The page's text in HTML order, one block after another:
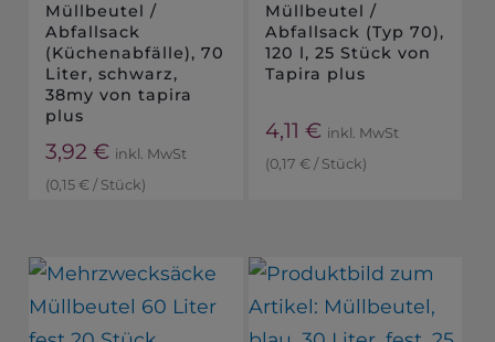
Müllbeutel /
Abfallsack
(Küchenabfälle), 70
Liter, schwarz,
38my von tapira
plus
3,92€ inkl. MwSt
(0,15 € / Stück)
Müllbeutel /
Abfallsack (Typ 70),
120 l, 25 Stück von
Tapira plus
4,11 € inkl. MwSt
(0,17 €/ Stück)